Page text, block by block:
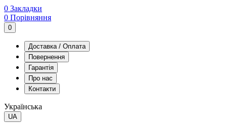
0 Закладки
0 Порівняння
0
Доставка / Оплата
Повернення
Гарантія
Про нас
Контакти
Українська
UA